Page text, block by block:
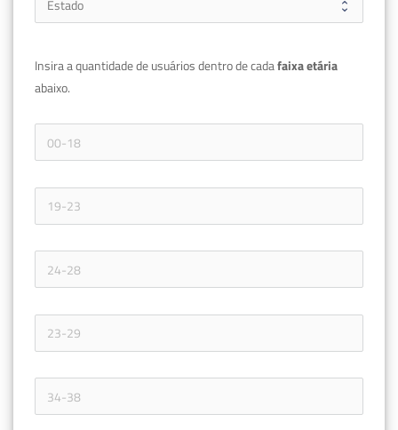
Insira a quantidade de usuários dentro de cada
abaixo.